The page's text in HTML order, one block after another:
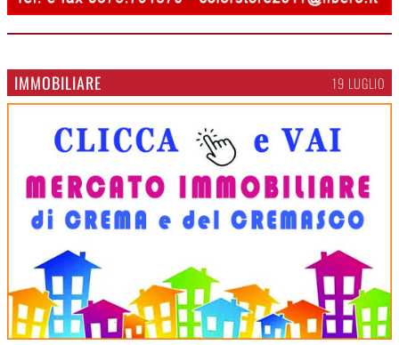
IMMOBILIARE 19 LUGLIO